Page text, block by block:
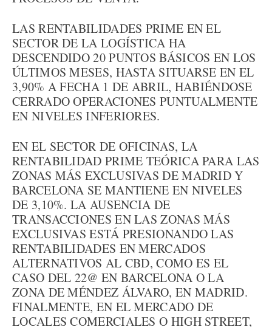
LAS RENTABILIDADES PRIME EN EL
SECTOR DE LA LOGÍSTICA HA
DESCENDIDO 20 PUNTOS BÁSICOS EN LOS
ÚLTIMOS MESES, HASTA SITUARSE EN EL
3,90% A FECHA 1 DE ABRIL, HABIÉNDOSE
CERRADO OPERACIONES PUNTUALMENTE
EN NIVELES INFERIORES.
EN EL SECTOR DE OFICINAS, LA
RENTABILIDAD PRIME TEÓRICA PARA LAS
ZONAS MÁS EXCLUSIVAS DE MADRID Y
BARCELONA SE MANTIENE EN NIVELES
DE 3,10%. LA AUSENCIA DE
TRANSACCIONES EN LAS ZONAS MÁS
EXCLUSIVAS ESTÁ PRESIONANDO LAS
RENTABILIDADES EN MERCADOS
ALTERNATIVOS AL CBD, COMO ES EL
CASO DEL 22@ EN BARCELONA O LA
ZONA DE MÉNDEZ ÁLVARO, EN MADRID.
FINALMENTE, EN EL MERCADO DE
LOCALES COMERCIALES O HIGH STREET,